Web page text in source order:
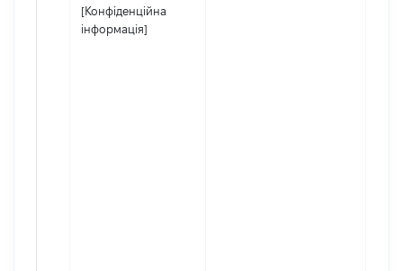
[Конфіденційна
інформація]